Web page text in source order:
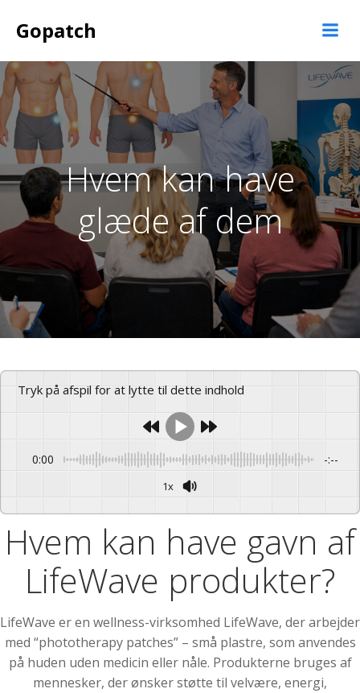
Gopatch
Hvem kan have
glæde af dem
Tryk på afspil for at lytte til dette indhold
0:00 -:--
1x
Hvem kan have gavn af
LifeWave produkter?
LifeWave er en wellness-virksomhed LifeWave, der arbejder
med “phototherapy patches” – små plastre, som anvendes
på huden uden medicin eller nåle. Produkterne bruges af
mennesker, der ønsker støtte til velvære, energi,